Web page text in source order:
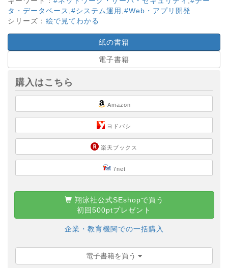
タ・データベース #システム運用 #Web・アプリ開発
シリーズ： 絵で見てわかる
紙の書籍
電子書籍
購入はこちら
Amazon
ヨドバシ
楽天ブックス
7net
翔泳社公式SEshopで買う
初回500ptプレゼント
企業・教育機関での一括購入
電子書籍を買う